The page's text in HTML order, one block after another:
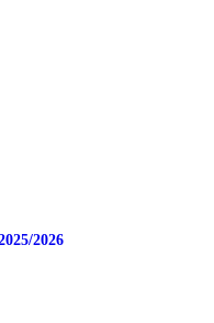
2026